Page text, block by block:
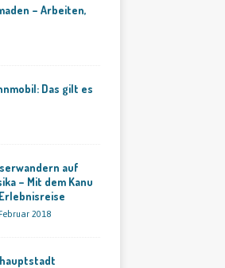
– Arbeiten,
Das gilt es
auf
– Mit dem Kanu
2018